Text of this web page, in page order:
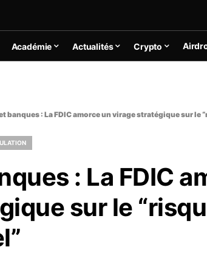
Académie Actualités Crypto
banques : La FDIC amorce un virage stratégique sur le
: La FDIC
sur le